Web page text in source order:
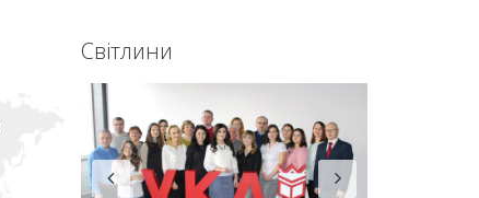
Світлини